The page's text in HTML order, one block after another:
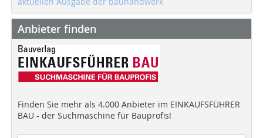
Anbieter finden
Finden Sie mehr als 4.000 Anbieter im EINKAUFSFÜHRER
BAU - der Suchmaschine für Bauprofis!